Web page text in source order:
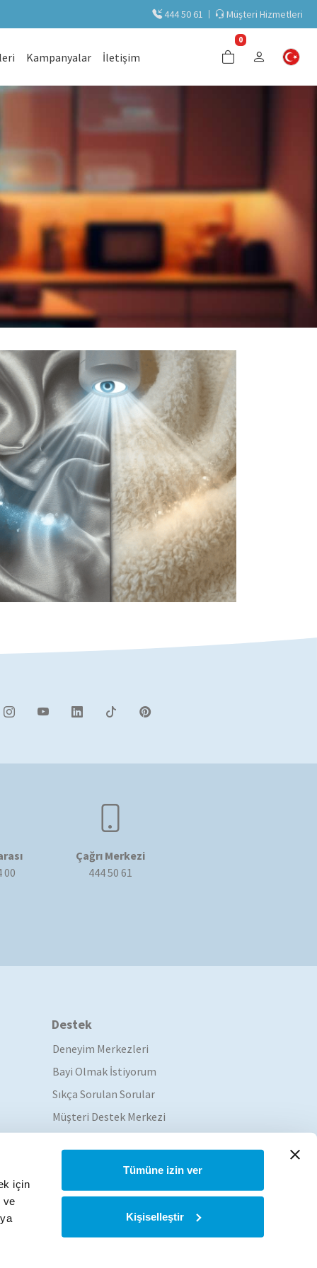
için
ve
Tümüne izin ver
Kişiselleştir
444 50 61 Müşteri Hizmetleri
Kampanyalar İletişim
0
00
Çağrı Merkezi
444 50 61
Destek
Deneyim Merkezleri
Bayi Olmak İstiyorum
Sıkça Sorulan Sorular
Müşteri Destek Merkezi